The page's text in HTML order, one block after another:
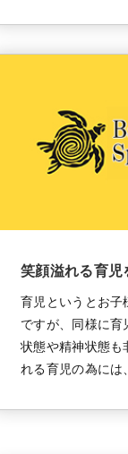
笑顔溢れる育児
育児というとお子
ですが、同様に育
状態や精神状態も
れる育児の為に